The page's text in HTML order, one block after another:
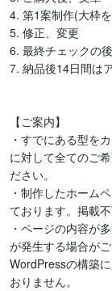
4. 第1案制作(大枠
5. 修正、変更
6. 最終チェックの
7. 納品後14日間は
【ご案内】
・すでにある型を
に対して全てのご
ださい。
・制作したホーム
ております。掲載
・ページの内容が
が発生する場合がご
WordPressの構築
おりません。